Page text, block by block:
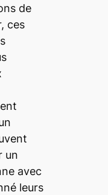
de
ces
un
avec
leurs